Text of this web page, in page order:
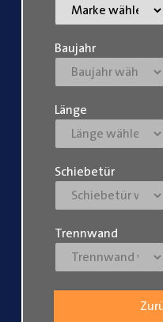
Baujahr
Länge
Schiebetür
Trennwand